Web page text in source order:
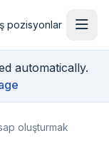
pozisyonlar
automatically.
oluşturmak